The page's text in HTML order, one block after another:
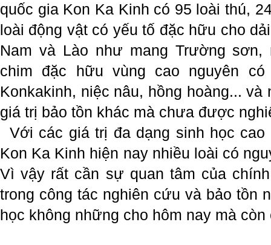
quốc gia Kon Ka Kinh có 95 loài thú,
loài động vật có yếu tố đặc hữu cho
Nam và Lào như mang Trường
chim đặc hữu vùng cao nguyên
Konkakinh, niệc nâu, hồng hoàng...
giá trị bảo tồn khác mà chưa được
Với các giá trị đa dạng sinh học
Kon Ka Kinh hiện nay nhiều loài có
Vì vậy rất cần sự quan tâm của
trong công tác nghiên cứu và bảo tồn
học không những cho hôm nay mà